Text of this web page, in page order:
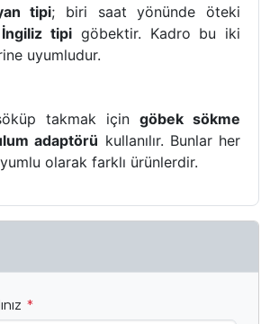
tipi; biri saat yönünde öteki
İngiliz tipi göbektir. Kadro bu iki
uyumludur.
takmak için göbek sökme
adaptörü kullanılır. Bunlar her
olarak farklı ürünlerdir.